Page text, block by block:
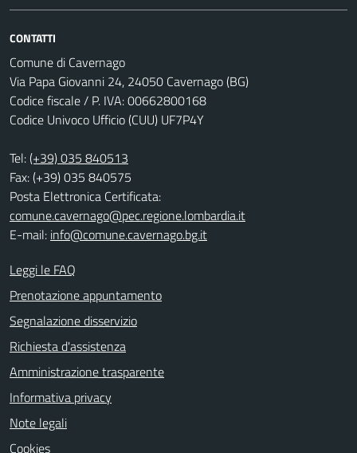
CONTATTI
Comune di Cavernago
Via Papa Giovanni 24, 24050 Cavernago (BG)
Codice fiscale / P. IVA: 00662800168
Codice Univoco Ufficio (CUU) UF7P4Y
Tel:(+39) 035 840513
Fax: (+39) 035 840575
Posta Elettronica Certificata:
comune.cavernago@pec.regione.lombardia.it
E-mail: info@comune.cavernago.bg.it
Leggi le FAQ
Prenotazione appuntamento
Segnalazione disservizio
Richiesta d'assistenza
Amministrazione trasparente
Informativa privacy
Note legali
Cookies